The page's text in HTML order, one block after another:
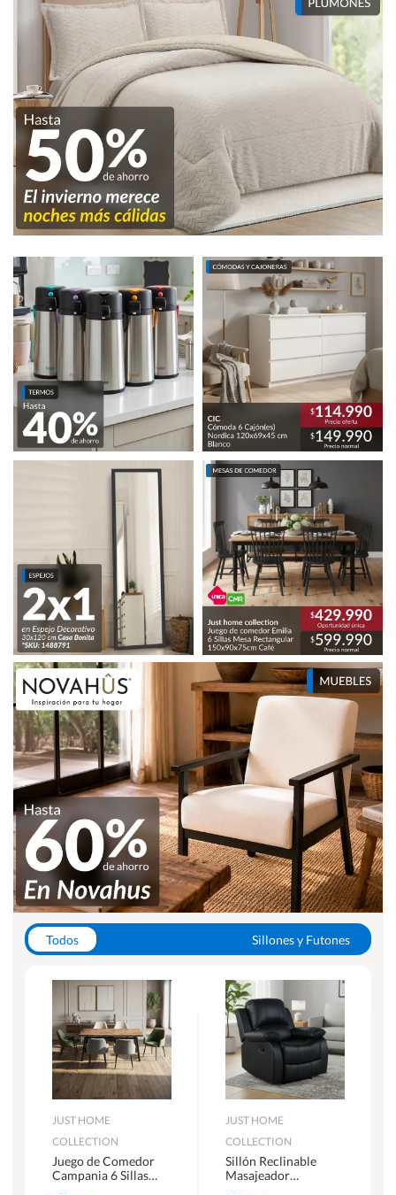
Todos
Sillones y Futones
Escritorios y Sillas PC
Racks y Muebles TV
Alfombras
JUST HOME
COLLECTION
Juego de Comedor
Campania 6 Sillas
JUST HOME
COLLECTION
Sillón Reclinable
Masajeador